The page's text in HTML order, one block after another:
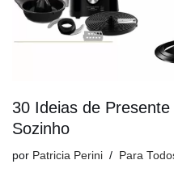
30 Ideias de
Sozinho
por Patricia Perini Para